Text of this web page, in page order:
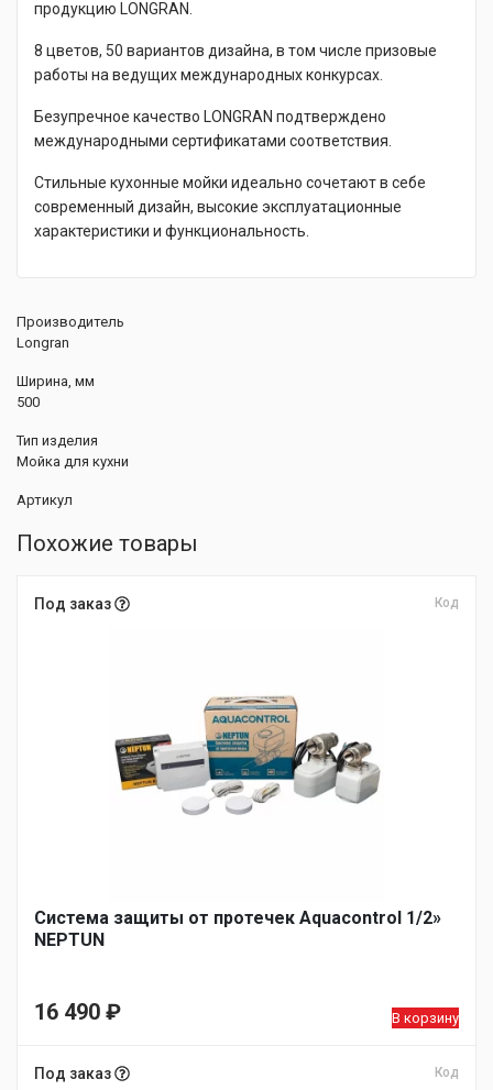
продукцию LONGRAN.
8 цветов, 50 вариантов дизайна, в том числе призовые
работы на ведущих международных конкурсах.
Безупречное качество LONGRAN подтверждено
международными сертификатами соответствия.
Стильные кухонные мойки идеально сочетают в себе
современный дизайн, высокие эксплуатационные
характеристики и функциональность.
Производитель
Longran
Ширина, мм
500
Тип изделия
Мойка для кухни
Артикул
Похожие товары
Под заказ Код
Система защиты от протечек Aquacontrol 1/2»
NEPTUN
16 490 ₽ В корзину
Под заказ Код